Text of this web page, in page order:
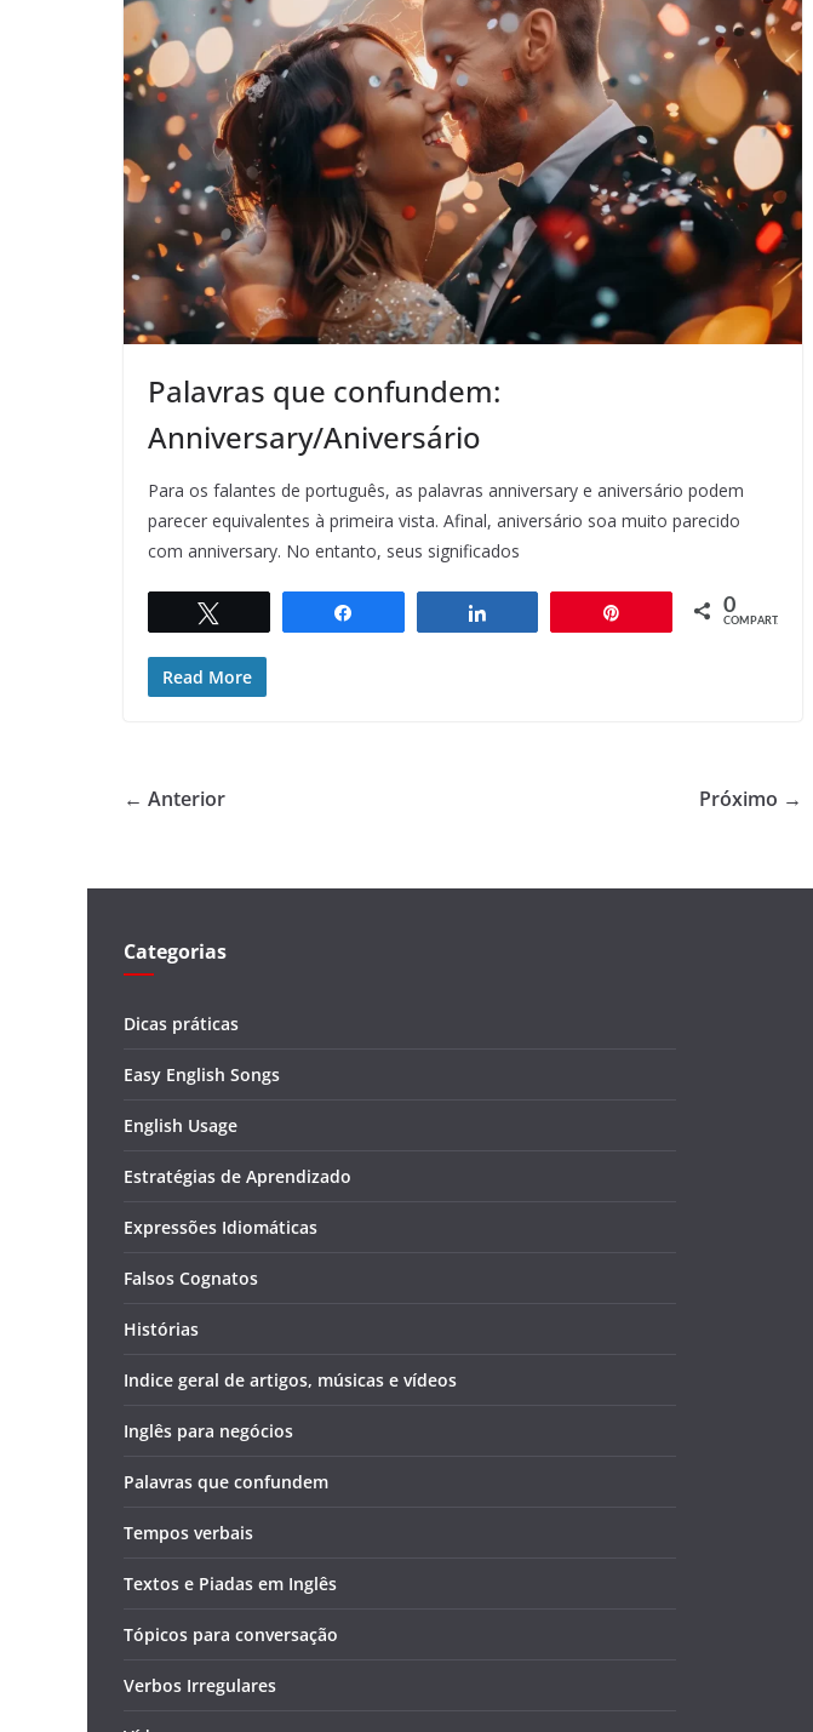
Palavras que confundem:
Anniversary/Aniversário
Para os falantes de português, as palavras anniversary e aniversário podem
parecer equivalentes à primeira vista. Afinal, aniversário soa muito parecido
com anniversary. No entanto, seus significados
0
COMPART.
Read More
← Anterior Próximo →
Categorias
Dicas práticas
Easy English Songs
English Usage
Estratégias de Aprendizado
Expressões Idiomáticas
Falsos Cognatos
Histórias
Indice geral de artigos, músicas e vídeos
Inglês para negócios
Palavras que confundem
Tempos verbais
Textos e Piadas em Inglês
Tópicos para conversação
Verbos Irregulares